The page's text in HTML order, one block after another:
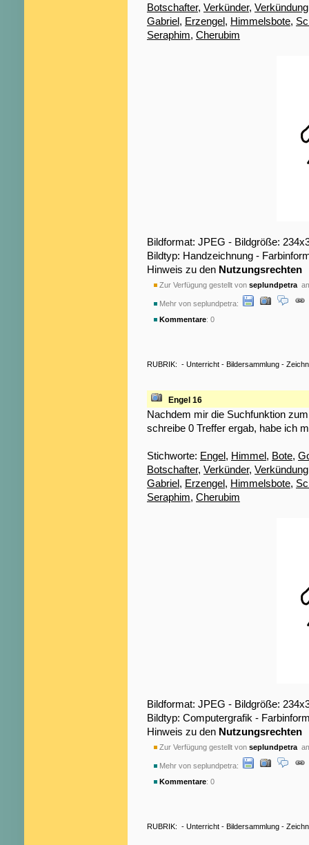
Botschafter, Verkünder, Verkündung
Gabriel, Erzengel, Himmelsbote,
Seraphim, Cherubim
Bildformat: JPEG - Bildgröße:
Bildtyp: Handzeichnung -
Hinweis zu den Nutzungsrechten
Zur Verfügung gestellt von seplundpetra
Mehr von seplundpetra:
Kommentare: 0
RUBRIK: - Unterricht - Bildersammlung -
Engel 16
Nachdem mir die Suchfunktion
schreibe 0 Treffer ergab, habe ich
Stichworte: Engel, Himmel, Bote,
Botschafter, Verkünder, Verkündung
Gabriel, Erzengel, Himmelsbote,
Seraphim, Cherubim
Bildformat: JPEG - Bildgröße:
Bildtyp: Computergrafik -
Hinweis zu den Nutzungsrechten
Zur Verfügung gestellt von seplundpetra
Mehr von seplundpetra:
Kommentare: 0
RUBRIK: - Unterricht - Bildersammlung -